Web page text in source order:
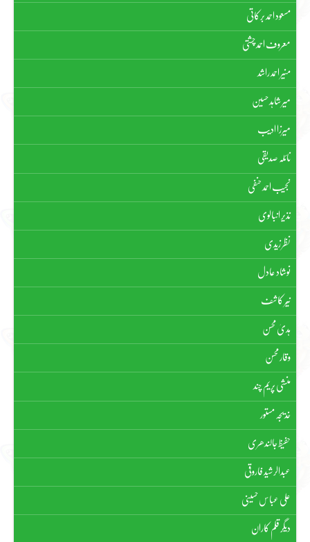
مسعود احمد برکاتی
معروف احمد چشتی
منیر احمد راشد
میر شاہد حسین
میرزا ادیب
نائلہ صدیقی
نجیب احمد حنفی
نذیر انبالوی
نظر زیدی
نوشاد عادل
نیّر کاشف
ہدیٰ محسن
وقار محسن
منشی پریم چند
خدیجہ مستور
حفیظ جالندھری
عبدالرشید فاروقی
علی عباس حسینی
دیگر قلم کاران